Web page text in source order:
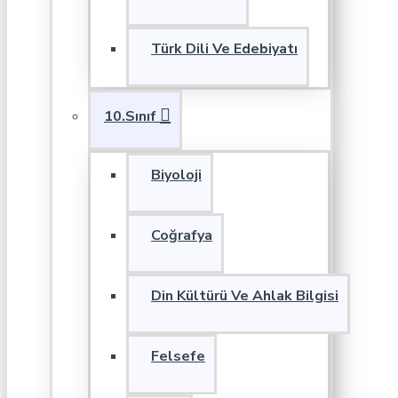
Türk Dili Ve Edebiyatı
10.Sınıf
Biyoloji
Coğrafya
Din Kültürü Ve Ahlak Bilgisi
Felsefe